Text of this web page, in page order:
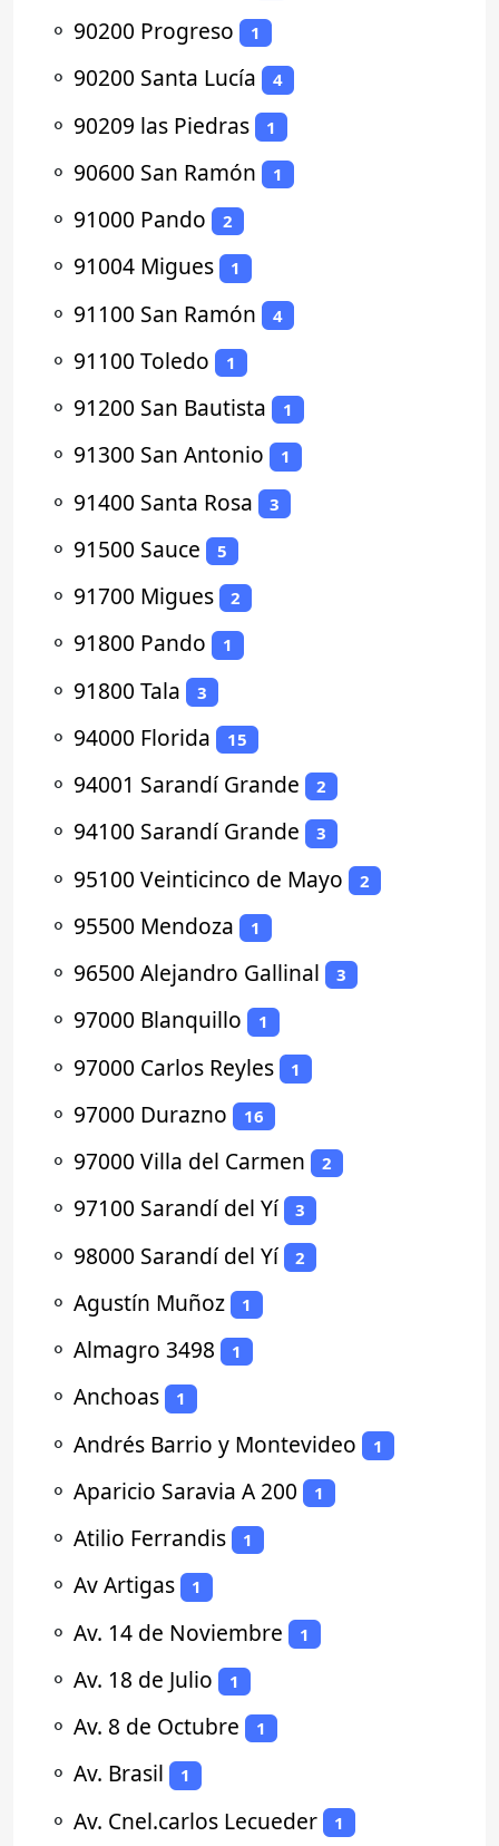
⚬ 90200 Progreso 1
⚬ 90200 Santa Lucía 4
⚬ 90209 las Piedras 1
⚬ 90600 San Ramón 1
⚬ 91000 Pando 2
⚬ 91004 Migues 1
⚬ 91100 San Ramón 4
⚬ 91100 Toledo 1
⚬ 91200 San Bautista 1
⚬ 91300 San Antonio 1
⚬ 91400 Santa Rosa 3
⚬ 91500 Sauce 5
⚬ 91700 Migues 2
⚬ 91800 Pando 1
⚬ 91800 Tala 3
⚬ 94000 Florida 15
⚬ 94001 Sarandí Grande 2
⚬ 94100 Sarandí Grande 3
⚬ 95100 Veinticinco de Mayo 2
⚬ 95500 Mendoza 1
⚬ 96500 Alejandro Gallinal 3
⚬ 97000 Blanquillo 1
⚬ 97000 Carlos Reyles 1
⚬ 97000 Durazno 16
⚬ 97000 Villa del Carmen 2
⚬ 97100 Sarandí del Yí 3
⚬ 98000 Sarandí del Yí 2
⚬ Agustín Muñoz 1
⚬ Almagro 3498 1
⚬ Anchoas 1
⚬ Andrés Barrio y Montevideo 1
⚬ Aparicio Saravia A 200 1
⚬ Atilio Ferrandis 1
⚬ Av Artigas 1
⚬ Av. 14 de Noviembre 1
⚬ Av. 18 de Julio 1
⚬ Av. 8 de Octubre 1
⚬ Av. Brasil 1
⚬ Av. Cnel.carlos Lecueder 1